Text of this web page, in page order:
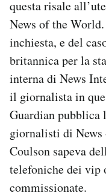
questa risale
News of the
inchiesta, e del
britannica per la
interna di News
il giornalista in
Guardian pubblica
giornalisti di News
Coulson sapeva
telefoniche dei vip
commissionate.